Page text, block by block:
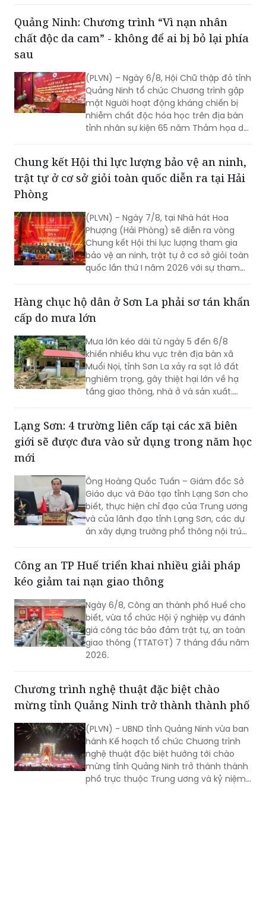
Quảng Ninh: Chương trình “Vì nạn nhân
chất độc da cam” - không để ai bị bỏ lại phía
sau
(PLVN) – Ngày 6/8, Hội Chữ thập đỏ tỉnh
Quảng Ninh tổ chức Chương trình gặp
mặt Người hoạt động kháng chiến bị
nhiễm chất độc hóa học trên địa bàn
tỉnh nhân sự kiện 65 năm Thảm họa da
trào “Vì nạn nhân chất độc da cam”.
Chung kết Hội thi lực lượng bảo vệ an ninh,
trật tự ở cơ sở giỏi toàn quốc diễn ra tại Hải
Phòng
(PLVN) - Ngày 7/8, tại Nhà hát Hoa
Phượng (Hải Phòng) sẽ diễn ra vòng
Chung kết Hội thi lực lượng tham gia
bảo vệ an ninh, trật tự ở cơ sở giỏi toàn
quốc lần thứ I năm 2026 với sự tham
Hàng chục hộ dân ở Sơn La phải sơ tán khẩn
cấp do mưa lớn
Mưa lớn kéo dài từ ngày 5 đến 6/8
khiến nhiều khu vực trên địa bàn xã
Muổi Nọi, tỉnh Sơn La xảy ra sạt lở đất
nghiêm trọng, gây thiệt hại lớn về hạ
tầng giao thông, nhà ở và sản xuất.
nguy hiểm.
Lạng Sơn: 4 trường liên cấp tại các xã biên
giới sẽ được đưa vào sử dụng trong năm học
mới
Ông Hoàng Quốc Tuấn – Giám đốc Sở
Giáo dục và Đào tạo tỉnh Lạng Sơn cho
biết, thực hiện chỉ đạo của Trung ương
và của lãnh đạo tỉnh Lạng Sơn, các dự
án xây dựng trường phổ thông nội trú
được đẩy nhanh tiến độ, hoàn thành
giai đoạn 1 bốn trường học, kịp thời đưa
2027.
Công an TP Huế triển khai nhiều giải pháp
kéo giảm tai nạn giao thông
Ngày 6/8, Công an thành phố Huế cho
biết, vừa tổ chức Hội ý nghiệp vụ đánh
giá công tác bảo đảm trật tự, an toàn
giao thông (TTATGT) 7 tháng đầu năm
2026.
Chương trình nghệ thuật đặc biệt chào
mừng tỉnh Quảng Ninh trở thành thành phố
(PLVN) - UBND tỉnh Quảng Ninh vừa ban
hành Kế hoạch tổ chức Chương trình
nghệ thuật đặc biệt hướng tới chào
mừng tỉnh Quảng Ninh trở thành thành
phố trực thuộc Trung ương và kỷ niệm